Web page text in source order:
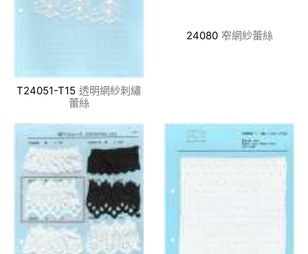
T24051-T15 透明網紗刺繡
蕾絲
24080 窄網紗蕾絲